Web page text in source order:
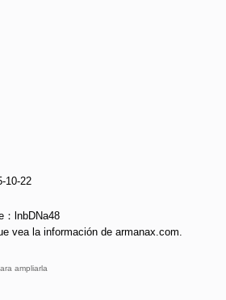
10-22
：lnbDNa48
vea la información de armanax.com.
ampliarla